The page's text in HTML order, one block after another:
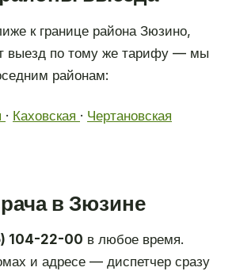
к границе района Зюзино,
выезд по тому же тарифу — мы
районам:
· Каховская · Чертановская
в Зюзине
104-22-00 в любое время.
и адресе — диспетчер сразу